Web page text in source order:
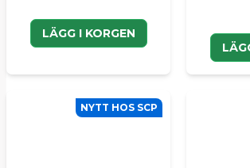
LÄGG I KORGEN
NYTT HOS SCP